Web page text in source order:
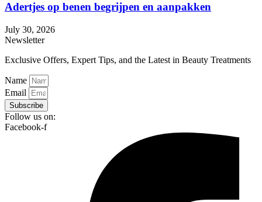
Adertjes op benen begrijpen en aanpakken
July 30, 2026
Newsletter
Exclusive Offers, Expert Tips, and the Latest in Beauty Treatments
Name
Email
Subscribe
Follow us on:
Facebook-f